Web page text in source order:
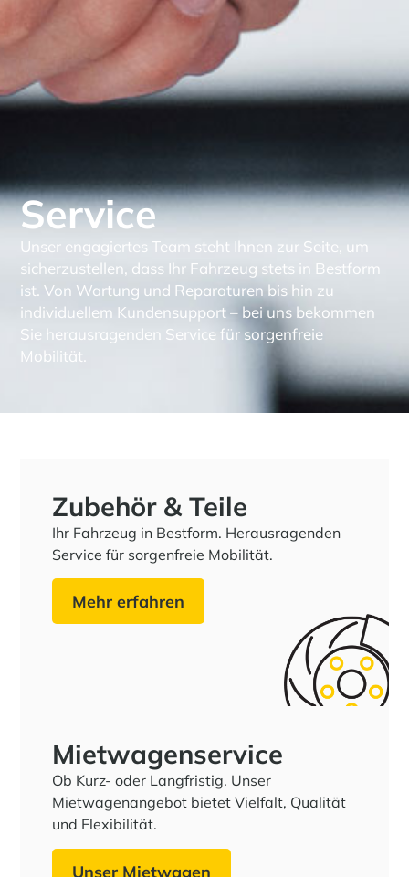
Service
Unser engagiertes Team steht Ihnen zur Seite, um
sicherzustellen, dass Ihr Fahrzeug stets in Bestform
ist. Von Wartung und Reparaturen bis hin zu
individuellem Kundensupport – bei uns bekommen
Sie herausragenden Service für sorgenfreie
Mobilität.
Zubehör & Teile
Ihr Fahrzeug in Bestform. Herausragenden
Service für sorgenfreie Mobilität.
Mehr erfahren
Miet­wagen­service
Ob Kurz- oder Langfristig. Unser
Mietwagenangebot bietet Vielfalt, Qualität
und Flexibilität.
Unser Mietwagen